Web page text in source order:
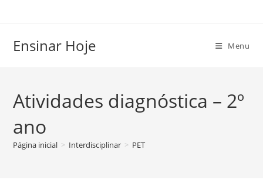
conteúdo
Ensinar Hoje Menu
Atividades diagnóstica – 2º
ano
Página inicial > Interdisciplinar > PET